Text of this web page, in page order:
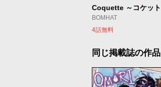
Coquette ～コケッ
BOMHAT
4話無料
同じ掲載誌の作品